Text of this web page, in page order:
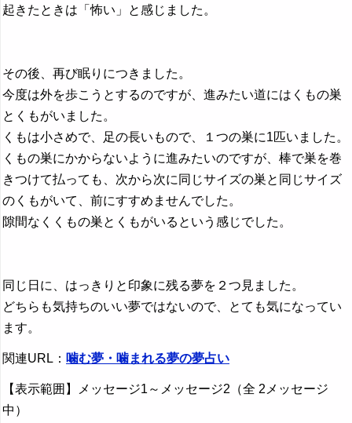
起きたときは「怖い」と感じました。
その後、再び眠りにつきました。
今度は外を歩こうとするのですが、進みたい道にはくもの巣
とくもがいました。
くもは小さめで、足の長いもので、１つの巣に1匹いました。
くもの巣にかからないように進みたいのですが、棒で巣を巻
きつけて払っても、次から次に同じサイズの巣と同じサイズ
のくもがいて、前にすすめませんでした。
隙間なくくもの巣とくもがいるという感じでした。
同じ日に、はっきりと印象に残る夢を２つ見ました。
どちらも気持ちのいい夢ではないので、とても気になってい
ます。
関連URL： 噛む夢・噛まれる夢の夢占い
【表示範囲】メッセージ1～メッセージ2（全 2メッセージ
中）